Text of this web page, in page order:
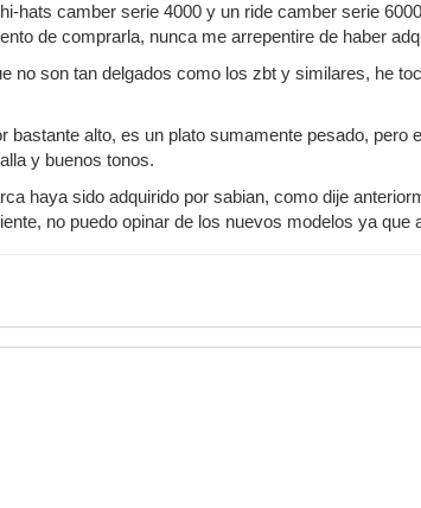
hats camber serie 4000 y un ride camber serie
de comprarla, nunca me arrepentire de haber
no son tan delgados como los zbt y similares, he
bastante alto, es un plato sumamente pesado, pero
y buenos tonos.
haya sido adquirido por sabian, como dije
no puedo opinar de los nuevos modelos ya que